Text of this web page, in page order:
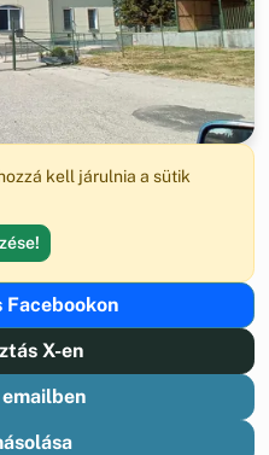
kell járulnia a sütik
Facebookon
X-en